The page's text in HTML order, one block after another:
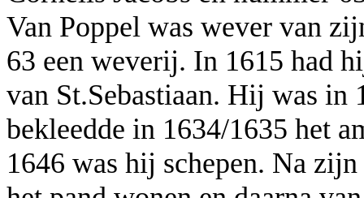
Van Poppel was wever van
63 een weverij. In 1615 had
van St.Sebastiaan. Hij was in
bekleedde in 1634/1635 het
1646 was hij schepen. Na